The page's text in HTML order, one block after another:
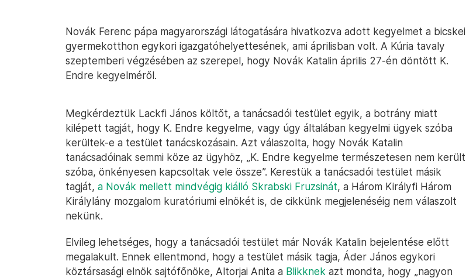
Novák Ferenc pápa magyarországi látogatására hivatkozva adott kegyelmet a bicskei
gyermekotthon egykori igazgatóhelyettesének, ami áprilisban volt. A Kúria tavaly
szeptemberi végzésében az szerepel, hogy Novák Katalin április 27-én döntött K.
Endre kegyelméről.
Megkérdeztük Lackfi János költőt, a tanácsadói testület egyik, a botrány miatt
kilépett tagját, hogy K. Endre kegyelme, vagy úgy általában kegyelmi ügyek szóba
kerültek-e a testület tanácskozásain. Azt válaszolta, hogy Novák Katalin
tanácsadóinak semmi köze az ügyhöz, „K. Endre kegyelme természetesen nem került
szóba, önkényesen kapcsoltak vele össze”. Kerestük a tanácsadói testület másik
tagját, a Novák mellett mindvégig kiálló Skrabski Fruzsinát, a Három Királyfi Három
Királylány mozgalom kuratóriumi elnökét is, de cikkünk megjelenéséig nem válaszolt
nekünk.
Elvileg lehetséges, hogy a tanácsadói testület már Novák Katalin bejelentése előtt
megalakult. Ennek ellentmond, hogy a testület másik tagja, Áder János egykori
köztársasági elnök sajtófőnöke, Altorjai Anita a Blikknek azt mondta, hogy „nagyon